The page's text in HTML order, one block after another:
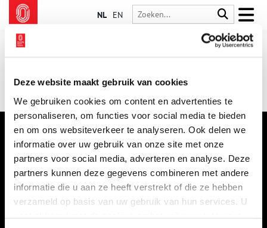
Deze website maakt gebruik van cookies
We gebruiken cookies om content en advertenties te
personaliseren, om functies voor social media te bieden
en om ons websiteverkeer te analyseren. Ook delen we
informatie over uw gebruik van onze site met onze
partners voor social media, adverteren en analyse. Deze
partners kunnen deze gegevens combineren met andere
informatie die u aan ze heeft verstrekt of die ze hebben
verzameld op basis van uw gebruik van hun services. U
NL EN
VERHALEN
NIEUWS
KALENDER